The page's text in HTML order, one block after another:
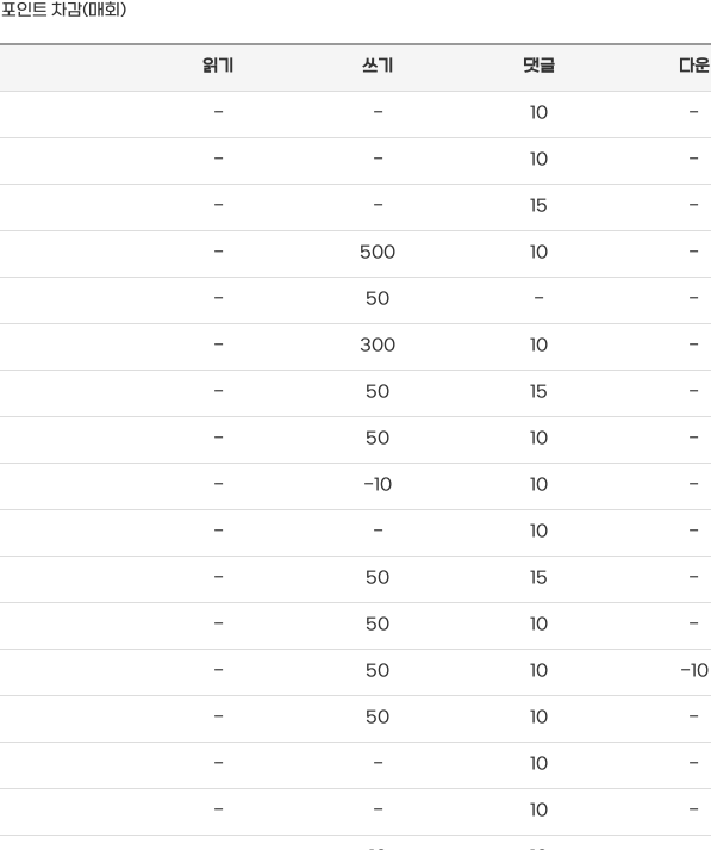
포인트 차감(매회)
읽기 쓰기 댓글 다운
- - 10 -
- - 10 -
- - 15 -
- 500 10 -
- 50 - -
- 300 10 -
- 50 15 -
- 50 10 -
- -10 10 -
- - 10 -
- 50 15 -
- 50 10 -
- 50 10 -10
- 50 10 -
- - 10 -
- - 10 -